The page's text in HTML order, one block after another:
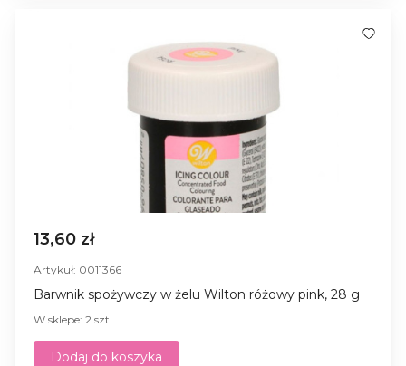
13,60 zł
Artykuł: 0011366
Barwnik spożywczy w żelu Wilton różowy pink, 28 g
W sklepe: 2 szt.
Dodaj do koszyka